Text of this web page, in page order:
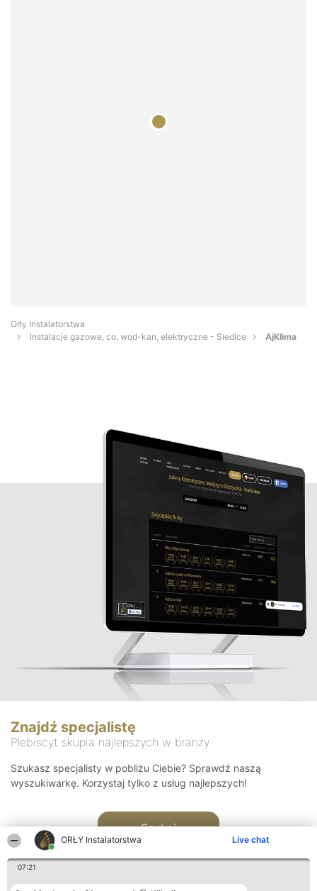
ORŁY Instalatorstwa Live chat
07:21
Orły Instalatorstwa
Instalacje gazowe, co, wod-kan, elektryczne - Siedlce
AjKlima
Znajdź specjalistę
Plebiscyt skupia najlepszych w branży
Szukasz specjalisty w pobliżu Ciebie? Sprawdź naszą
wyszukiwarkę. Korzystaj tylko z usług najlepszych!
Szukaj